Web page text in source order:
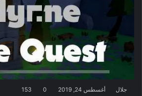
جلال أغسطس 24, 2019 0
153